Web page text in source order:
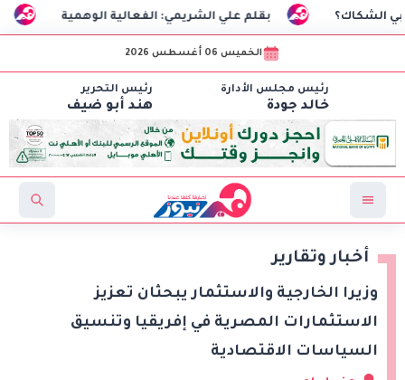
السفير بقلم علي الشريمي: الفعالية الوهمية
الخميس 06 أغسطس 2026
رئيس مجلس الأدارة
خالد جودة
رئيس التحرير
هند أبو ضيف
أخبار وتقارير
وزيرا الخارجية والاستثمار يبحثان تعزيز
الاستثمارات المصرية في إفريقيا وتنسيق
السياسات الاقتصادية